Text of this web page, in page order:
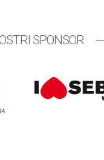
SPONSOR